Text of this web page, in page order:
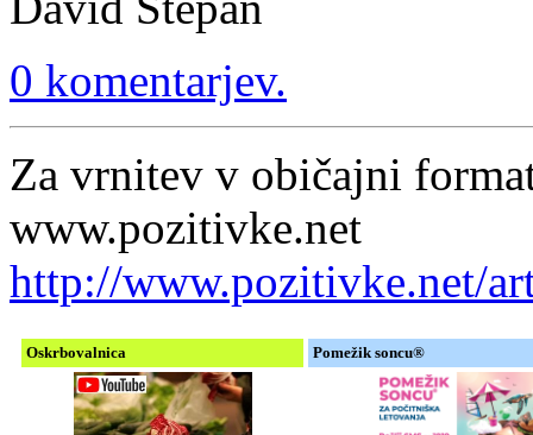
0 komentarjev.
Za vrnitev v običajni
www.pozitivke.net
http://www.pozitivke.net/
Oskrbovalnica Pomežik soncu®